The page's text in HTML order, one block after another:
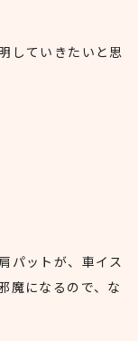
していきたいと思
パットが、車イス
魔になるので、な